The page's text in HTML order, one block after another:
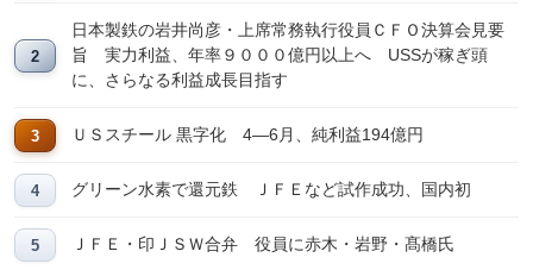
日本製鉄の岩井尚彦・上席常務執行役員ＣＦＯ決算会見要
旨 実力利益、年率９０００億円以上へ USSが稼ぎ頭
に、さらなる利益成長目指す
ＵＳスチール 黒字化 4―6月、純利益194億円
グリーン水素で還元鉄 ＪＦＥなど試作成功、国内初
ＪＦＥ・印ＪＳＷ合弁 役員に赤木・岩野・髙橋氏